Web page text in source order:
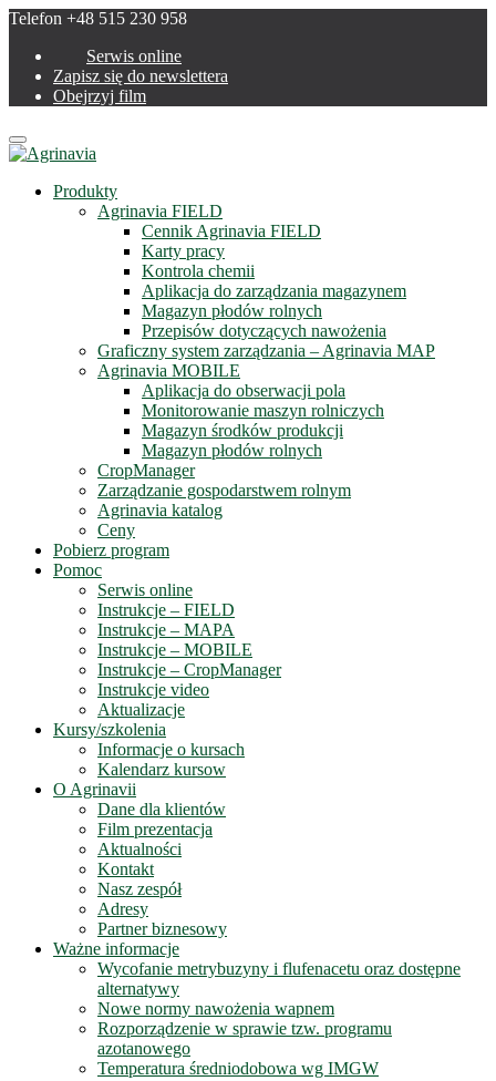
Telefon +48 515 230 958
Serwis online
Zapisz się do newslettera
Obejrzyj film
Menu
Produkty
Agrinavia FIELD
Cennik Agrinavia FIELD
Karty pracy
Kontrola chemii
Aplikacja do zarządzania magazynem
Magazyn płodów rolnych
Przepisów dotyczących nawożenia
Graficzny system zarządzania – Agrinavia MAP
Agrinavia MOBILE
Aplikacja do obserwacji pola
Monitorowanie maszyn rolniczych
Magazyn środków produkcji
Magazyn płodów rolnych
CropManager
Zarządzanie gospodarstwem rolnym
Agrinavia katalog
Ceny
Pobierz program
Pomoc
Serwis online
Instrukcje – FIELD
Instrukcje – MAPA
Instrukcje – MOBILE
Instrukcje – CropManager
Instrukcje video
Aktualizacje
Kursy/szkolenia
Informacje o kursach
Kalendarz kursow
O Agrinavii
Dane dla klientów
Film prezentacja
Aktualności
Kontakt
Nasz zespół
Adresy
Partner biznesowy
Ważne informacje
Wycofanie metrybuzyny i flufenacetu oraz dostępne
alternatywy
Nowe normy nawożenia wapnem
Rozporządzenie w sprawie tzw. programu
azotanowego
Temperatura średniodobowa wg IMGW